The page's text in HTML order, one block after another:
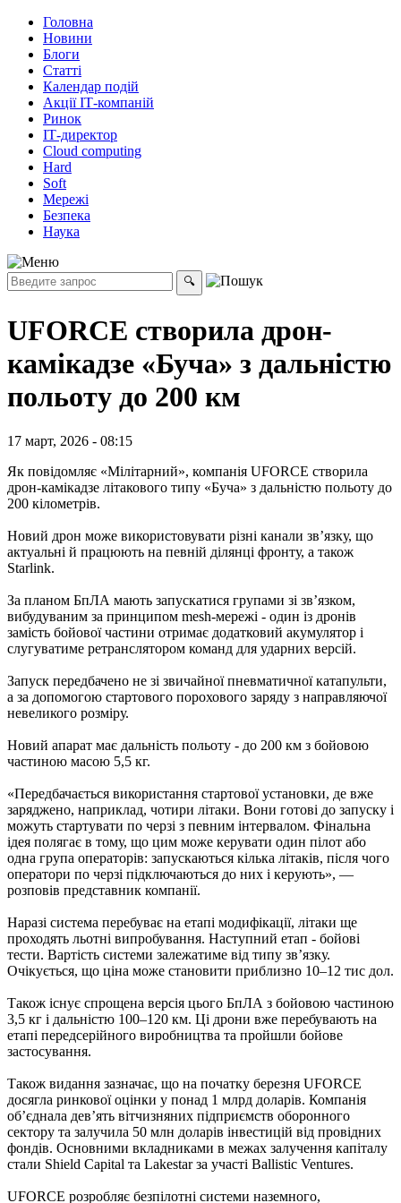
Головна
Новини
Блоги
Статті
Календар подій
Акції ІТ-компаній
Ринок
ІТ-директор
Cloud computing
Hard
Soft
Мережі
Безпека
Наука
UFORCE створила дрон-
камікадзе «Буча» з дальністю
польоту до 200 км
17 март, 2026 - 08:15
Як повідомляє «Мілітарний», компанія UFORCE створила
дрон-камікадзе літакового типу «Буча» з дальністю польоту до
200 кілометрів.
Новий дрон може використовувати різні канали зв’язку, що
актуальні й працюють на певній ділянці фронту, а також
Starlink.
За планом БпЛА мають запускатися групами зі зв’язком,
вибудуваним за принципом mesh-мережі - один із дронів
замість бойової частини отримає додатковий акумулятор і
слугуватиме ретранслятором команд для ударних версій.
Запуск передбачено не зі звичайної пневматичної катапульти,
а за допомогою стартового порохового заряду з направляючої
невеликого розміру.
Новий апарат має дальність польоту - до 200 км з бойовою
частиною масою 5,5 кг.
«Передбачається використання стартової установки, де вже
заряджено, наприклад, чотири літаки. Вони готові до запуску і
можуть стартувати по черзі з певним інтервалом. Фінальна
ідея полягає в тому, що цим може керувати один пілот або
одна група операторів: запускаються кілька літаків, після чого
оператори по черзі підключаються до них і керують», —
розповів представник компанії.
Наразі система перебуває на етапі модифікації, літаки ще
проходять льотні випробування. Наступний етап - бойові
тести. Вартість системи залежатиме від типу зв’язку.
Очікується, що ціна може становити приблизно 10–12 тис дол.
Також існує спрощена версія цього БпЛА з бойовою частиною
3,5 кг і дальністю 100–120 км. Ці дрони вже перебувають на
етапі передсерійного виробництва та пройшли бойове
застосування.
Також видання зазначає, що на початку березня UFORCE
досягла ринкової оцінки у понад 1 млрд доларів. Компанія
об’єднала дев’ять вітчизняних підприємств оборонного
сектору та залучила 50 млн доларів інвестицій від провідних
фондів. Основними вкладниками в межах залучення капіталу
стали Shield Capital та Lakestar за участі Ballistic Ventures.
UFORCE розробляє безпілотні системи наземного,